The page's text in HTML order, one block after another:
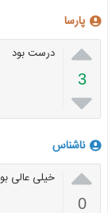
پارسا

3

درست بود
ناشناس

0
خیلی عالی